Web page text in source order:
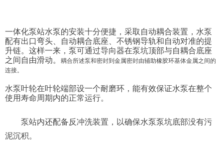
一体化泵站水泵的安装十分便捷，采取自动耦合装置，水泵
配有出口弯头、自动耦合底座、不锈钢导轨和自动对准的提
升链。这样一来，泵可通过导向器在泵坑顶部与自耦合底座
之间自由滑动。
耦合所述泵和密封到金属密封由辅助橡胶环基体金属之间的
连接。
水泵叶轮在叶轮端部设一个耐磨环，能有效保证水泵在整个
使用寿命周期内的正常运行。
泵站内还配备反冲洗装置，以确保水泵泵坑底部没有污
泥沉积。